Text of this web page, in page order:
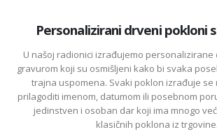
Personalizirani drveni pokloni
U našoj radionici izrađujemo
gravurom koji su osmišljeni kako bi svaka
trajna uspomena. Svaki poklon izrađuje se
prilagoditi imenom, datumom ili posebnom
jedinstven i osoban dar koji ima mnogo
klasičnih poklona iz trgovine.